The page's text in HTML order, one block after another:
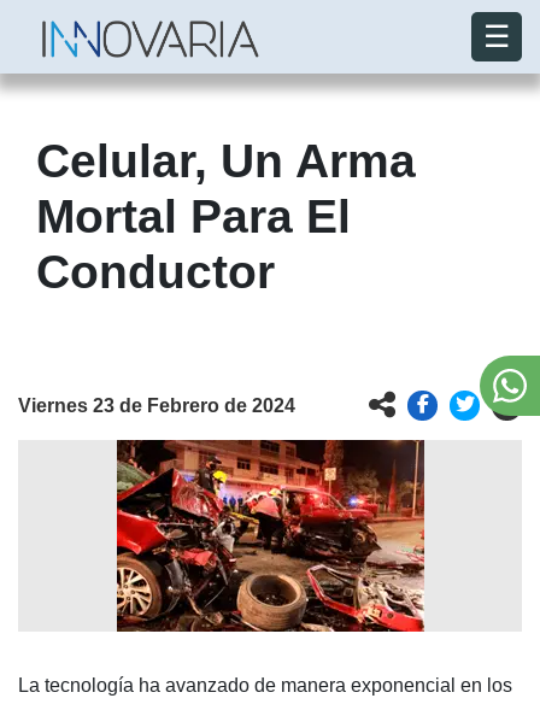
☰
Celular, Un Arma
Mortal Para El
Conductor
Viernes 23 de Febrero de 2024
La tecnología ha avanzado de manera exponencial en los